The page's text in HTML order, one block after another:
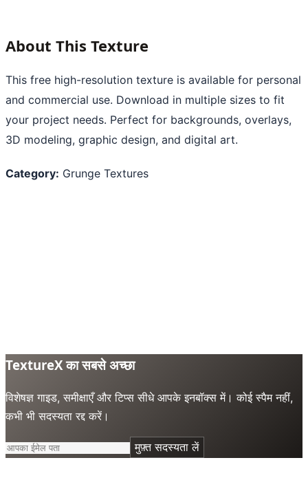
About This Texture
This free high-resolution texture is available for personal
and commercial use. Download in multiple sizes to fit
your project needs. Perfect for backgrounds, overlays,
3D modeling, graphic design, and digital art.
Category: Grunge Textures
TextureX का सबसे अच्छा
विशेषज्ञ गाइड, समीक्षाएँ और टिप्स सीधे आपके इनबॉक्स में। कोई स्पैम नहीं,
कभी भी सदस्यता रद्द करें।
मुफ़्त सदस्यता लें